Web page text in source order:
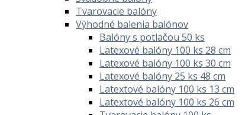
Tvarovacie balóny
Výhodné balenia balónov
Balóny s potlačou 50 ks
Latexové balóny 100 ks 28 cm
Latexové balóny 100 ks 30 cm
Latexové balóny 25 ks 48 cm
Latextové balóny 100 ks 13 cm
Latextové balóny 100 ks 26 cm